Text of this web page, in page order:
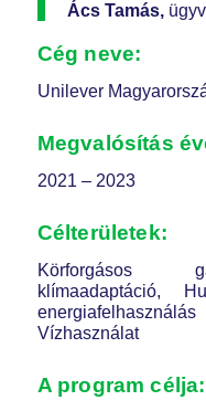
Ács Tamás,
Cég neve:
Unilever
Megvalósítás
2021 – 2023
Célterületek:
Körforgásos
klímaadaptáció,
Vízhasználat
A program célja: